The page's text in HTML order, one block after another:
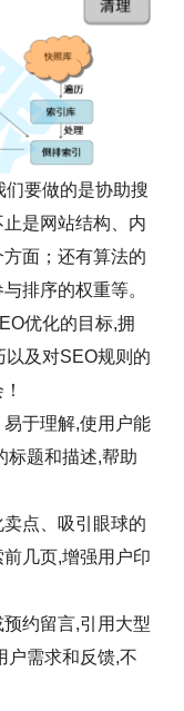
们要做的是协助搜
是网站结构、内
面；还有算法的
排序的权重等。
优化的目标,拥
及对SEO规则的
于理解,使用户能
标题和描述,帮助
点、吸引眼球的
几页,增强用户印
约留言,引用大型
户需求和反馈,不